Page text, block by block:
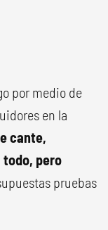
por medio de
en la
cante,
pero
pruebas